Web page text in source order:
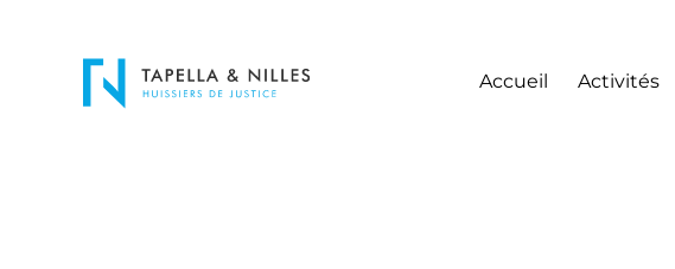
Accueil Activités